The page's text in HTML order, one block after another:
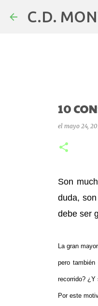
C.D.
10
el mayo 24,
Son
duda,
debe ser
La gran
pero
recorrido?
Por este